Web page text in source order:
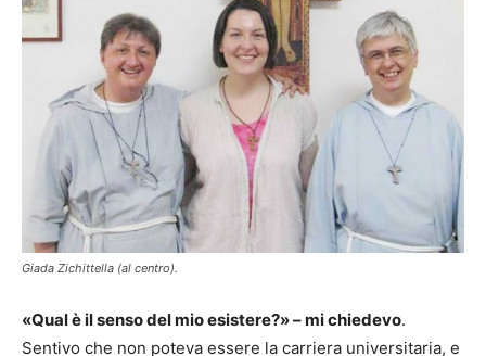
Giada Zichittella (al centro).
«Qual è il senso del mio esistere?» – mi chiedevo.
Sentivo che non poteva essere la carriera universitaria, e